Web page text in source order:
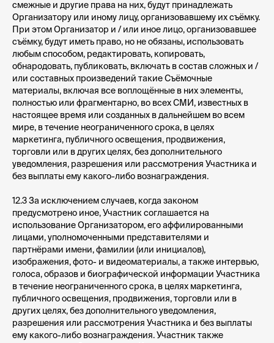
смежные и другие права на них, будут принадлежать
Организатору или иному лицу, организовавшему их съёмку.
При этом Организатор и / или иное лицо, организовавшее
съёмку, будут иметь право, но не обязаны, использовать
любым способом, редактировать, копировать,
обнародовать, публиковать, включать в состав сложных и /
или составных произведений такие Съёмочные
материалы, включая все воплощённые в них элементы,
полностью или фрагментарно, во всех СМИ, известных в
настоящее время или созданных в дальнейшем во всем
мире, в течение неограниченного срока, в целях
маркетинга, публичного освещения, продвижения,
торговли или в других целях, без дополнительного
уведомления, разрешения или рассмотрения Участника и
без выплаты ему какого-либо вознаграждения.
12.3 За исключением случаев, когда законом
предусмотрено иное, Участник соглашается на
использование Организатором, его аффилированными
лицами, уполномоченными представителями и
партнёрами имени, фамилии (или инициалов),
изображения, фото- и видеоматериалы, а также интервью,
голоса, образов и биографической информации Участника
в течение неограниченного срока, в целях маркетинга,
публичного освещения, продвижения, торговли или в
других целях, без дополнительного уведомления,
разрешения или рассмотрения Участника и без выплаты
ему какого-либо вознаграждения. Участник также
Курсы и мероприятия
ООО «Школа ИКРА»
Москва, ул. Новослободская, 31с2
Предложения для компаний
+7 (495) 120 46 89
По будням с 09:00 до 18:00
Придумано в ИКРЕ
info@ikraikra.ru
О нас
Методология CRAFT
Блог ИКРЫ